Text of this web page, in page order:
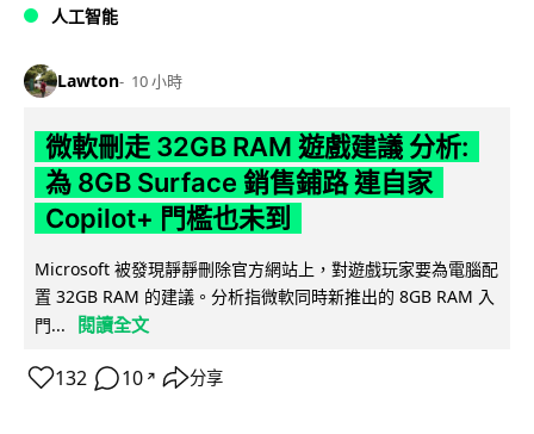
人工智能
Lawton 10 小時
微軟刪走 32GB RAM 遊戲建議 分析:
為 8GB Surface 銷售鋪路 連自家
Copilot+ 門檻也未到
Microsoft 被發現靜靜刪除官方網站上，對遊戲玩家要為電腦配
置 32GB RAM 的建議。分析指微軟同時新推出的 8GB RAM 入
門...
閱讀全文
132 10 ↗ 分享